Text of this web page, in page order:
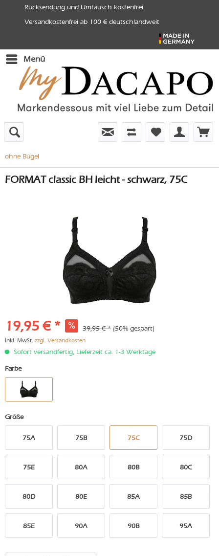
Rücksendung und Umtausch kostenfrei
Versandkostenfrei ab 100 € deutschlandweit
Menü
ohne Bügel
FORMAT classic BH leicht - schwarz, 75C
19,95 € * 39,95 € * (50% gespart)
inkl. MwSt. zzgl. Versandkosten
Sofort versandfertig, Lieferzeit ca. 1-3 Werktage
Farbe
Größe
75A 75B 75C 75D
75E 80A 80B 80C
80D 80E 85A 85B
85E 90A 90B 95A